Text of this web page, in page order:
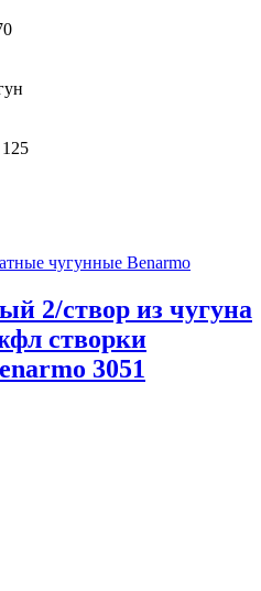
чугунные Benarmo
2/створ из чугуна
створки
3051